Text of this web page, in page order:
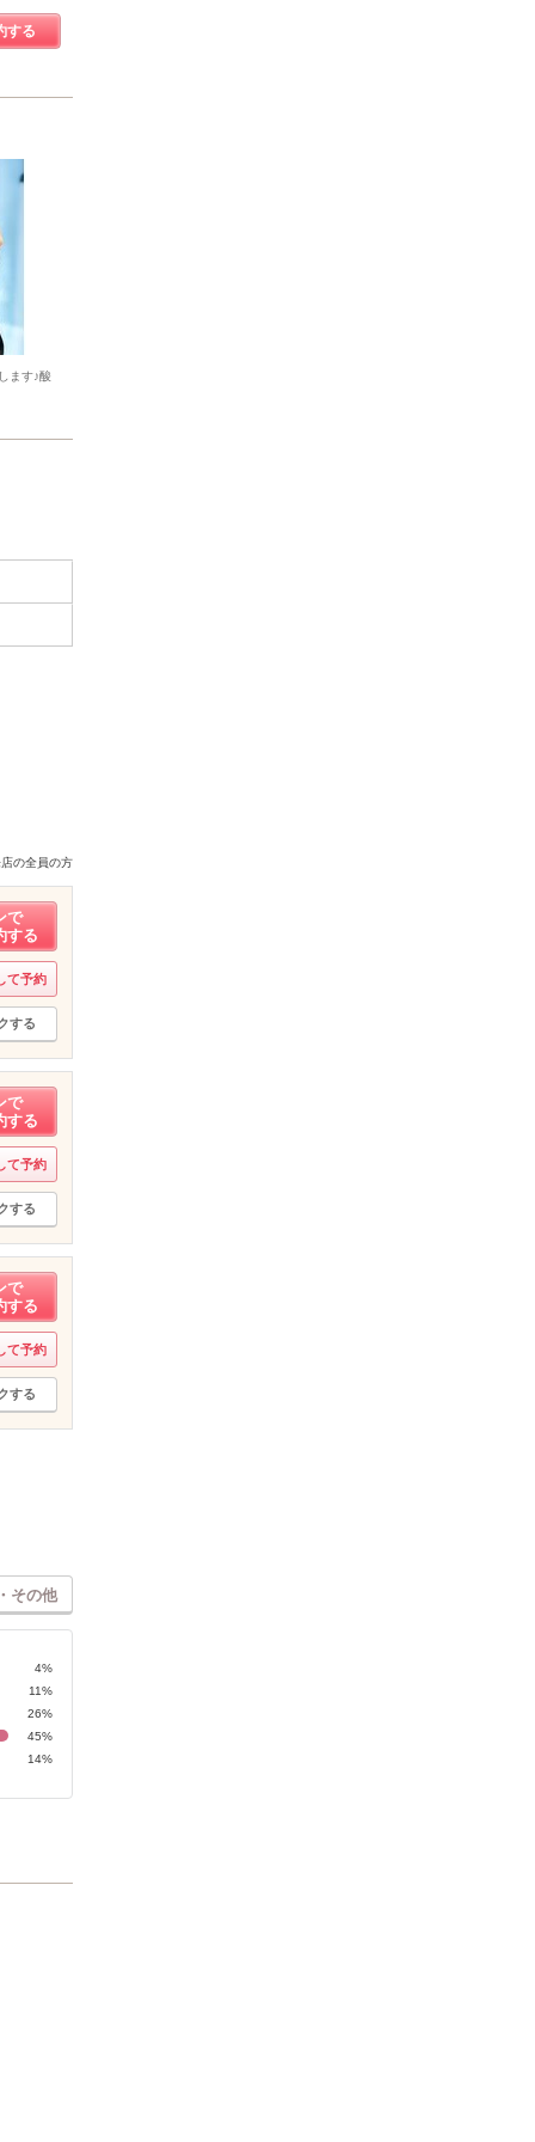
する
ます♪酸
の全員の方
で
する
て予約
する
で
する
て予約
する
で
する
て予約
する
その他
4%
11%
26%
45%
14%